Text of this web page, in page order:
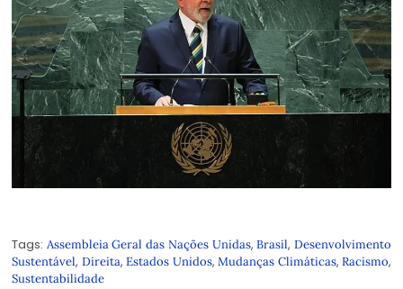
Tags: Assembleia Geral das Nações Unidas,Brasil,Desenvolvimento
Sustentável, Direita, Estados Unidos, Mudanças Climáticas, Racismo,
Sustentabilidade